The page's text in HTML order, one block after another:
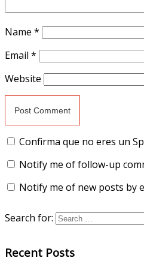
Name *
Email *
Website
Confirma que no eres un
Notify me of follow-up
Notify me of new posts by
Search for:
Recent Posts